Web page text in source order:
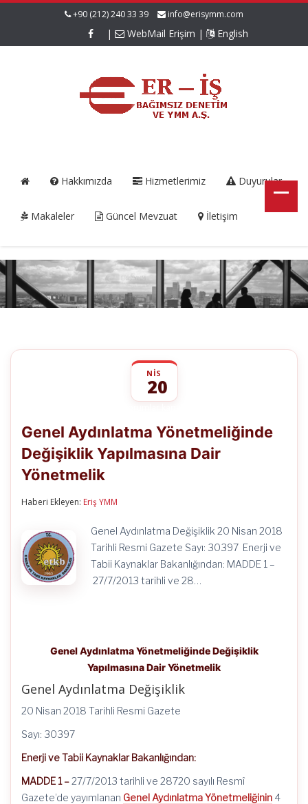
+90 (212) 240 33 39 info@erisymm.com
| WebMail Erişim | English
Hakkımızda Hizmetlerimiz Duyurular
Makaleler Güncel Mevzuat İletişim
NIS
20
Yönetmeliğinde
Değişiklik
Yapılmasına
Genel Aydınlatma Yönetmeliğinde
Değişiklik Yapılmasına Dair
Yönetmelik
Haberi Ekleyen: Eriş YMM
Genel Aydınlatma Değişiklik 20 Nisan 2018
Tarihli Resmi Gazete Sayı: 30397 Enerji ve
Tabii Kaynaklar Bakanlığından: MADDE 1 –
27/7/2013 tarihli ve 28…
Genel Aydınlatma Yönetmeliğinde Değişiklik
Yapılmasına Dair Yönetmelik
Genel Aydınlatma Değişiklik
20 Nisan 2018 Tarihli Resmi Gazete
Sayı: 30397
Enerji ve Tabii Kaynaklar Bakanlığından:
MADDE 1 –27/7/2013 tarihli ve 28720 sayılı Resmî
Gazete’de yayımlanan Genel Aydınlatma Yönetmeliğinin 4